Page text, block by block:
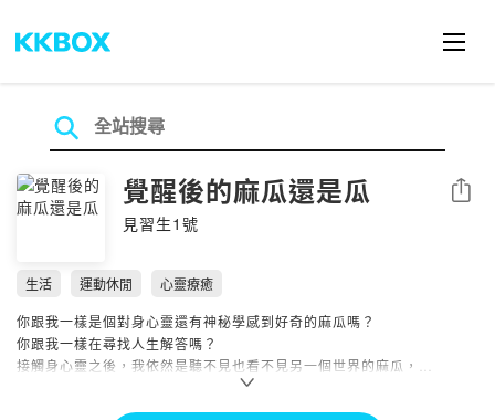
覺醒後的麻瓜還是瓜
見習生1號
分享
生活 運動休閒
心靈療癒
你跟我一樣是個對身心靈還有神秘學感到好奇的麻瓜嗎？
你跟我一樣在尋找人生解答嗎？
接觸身心靈之後，我依然是聽不見也看不見另一個世界的麻瓜，
但在真實的生活中卻慢慢體會到了變化。
我想把這些真實的體會跟學習到的經驗分享給大家！